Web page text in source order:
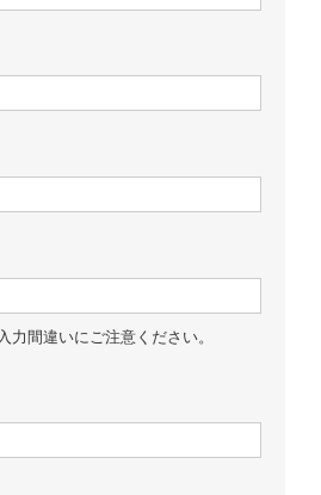
間違いにご注意ください。